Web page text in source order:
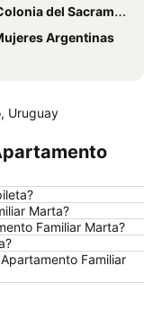
del Sacramento
Argentinas
Uruguay
Marta?
Familiar Marta?
Familiar